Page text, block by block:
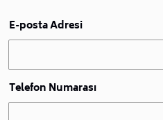
E-posta Adresi
Telefon Numarası